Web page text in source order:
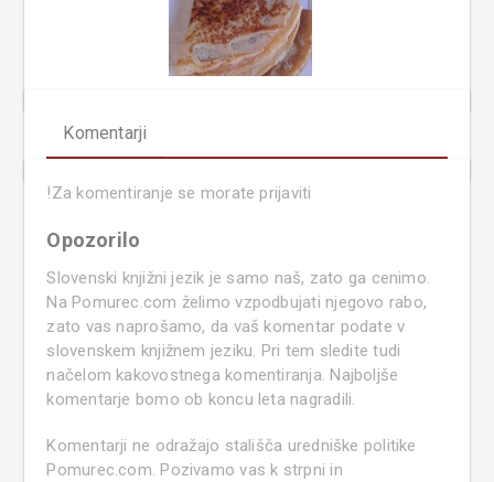
Komentarji
!Za komentiranje se morate prijaviti
Opozorilo
Slovenski knjižni jezik je samo naš, zato ga cenimo.
Na Pomurec.com želimo vzpodbujati njegovo rabo,
zato vas naprošamo, da vaš komentar podate v
slovenskem knjižnem jeziku. Pri tem sledite tudi
načelom kakovostnega komentiranja. Najboljše
komentarje bomo ob koncu leta nagradili.
Komentarji ne odražajo stališča uredniške politike
Pomurec.com. Pozivamo vas k strpni in